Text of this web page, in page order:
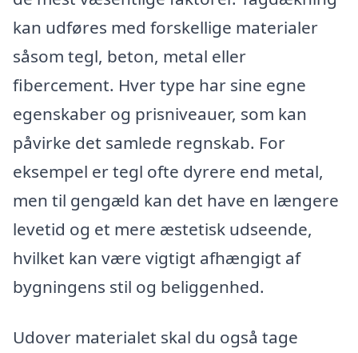
kan udføres med forskellige materialer
såsom tegl, beton, metal eller
fibercement. Hver type har sine egne
egenskaber og prisniveauer, som kan
påvirke det samlede regnskab. For
eksempel er tegl ofte dyrere end metal,
men til gengæld kan det have en længere
levetid og et mere æstetisk udseende,
hvilket kan være vigtigt afhængigt af
bygningens stil og beliggenhed.
Udover materialet skal du også tage